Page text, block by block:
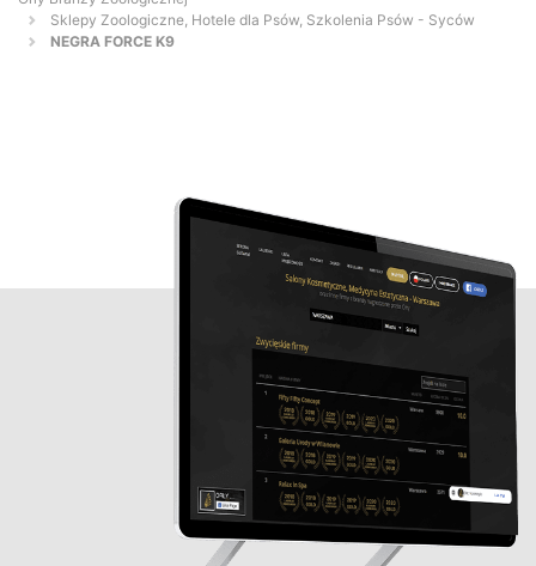
Sklepy Zoologiczne, Hotele dla Psów, Szkolenia Psów - Syców
NEGRA FORCE K9